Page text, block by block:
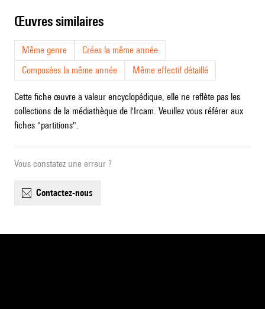
œuvres similaires
Même genre
Crées la même année
Composées la même année
Même effectif détaillé
Cette fiche œuvre a valeur encyclopédique, elle ne reflète pas les
collections de la médiathèque de l'Ircam. Veuillez vous référer aux
fiches "partitions".
Vous constatez une erreur ?
contactez-nous